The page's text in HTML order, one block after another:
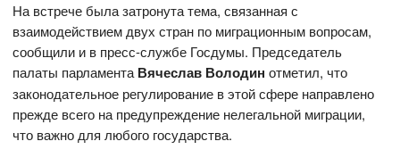
На встрече была затронута тема, связанная с
взаимодействием двух стран по миграционным вопросам,
сообщили и в пресс-службе Госдумы. Председатель
палаты парламентаВячеслав Володин отметил, что
законодательное регулирование в этой сфере направлено
прежде всего на предупреждение нелегальной миграции,
что важно для любого государства.